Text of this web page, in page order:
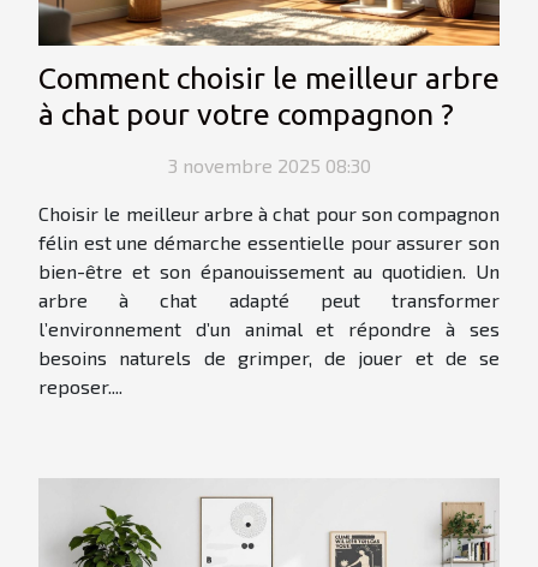
Comment choisir le meilleur arbre
à chat pour votre compagnon ?
3 novembre 2025 08:30
Choisir le meilleur arbre à chat pour son compagnon
félin est une démarche essentielle pour assurer son
bien-être et son épanouissement au quotidien. Un
arbre à chat adapté peut transformer
l’environnement d’un animal et répondre à ses
besoins naturels de grimper, de jouer et de se
reposer....